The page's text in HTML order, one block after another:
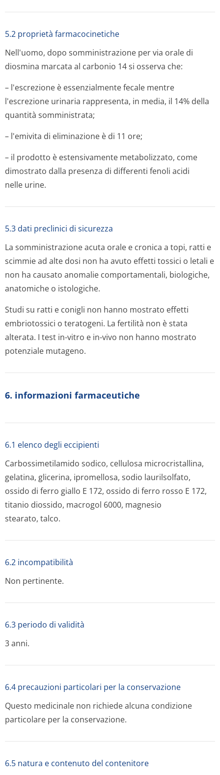
5.2 proprietà farmacocinetiche
Nell'uomo, dopo somministrazione per via orale di
diosmina marcata al carbonio 14 si osserva che:
– l'escrezione è essenzialmente fecale mentre
l'escrezione urinaria rappresenta, in media, il 14% della
quantità somministrata;
– l'emivita di eliminazione è di 11 ore;
– il prodotto è estensivamente metabolizzato, come
dimostrato dalla presenza di differenti fenoli acidi
nelle urine.
5.3 dati preclinici di sicurezza
La somministrazione acuta orale e cronica a topi, ratti e
scimmie ad alte dosi non ha avuto effetti tossici o letali e
non ha causato anomalie comportamentali, biologiche,
anatomiche o istologiche.
Studi su ratti e conigli non hanno mostrato effetti
embriotossici o teratogeni. La fertilità non è stata
alterata. I test in-vitro e in-vivo non hanno mostrato
potenziale mutageno.
6. informazioni farmaceutiche
6.1 elenco degli eccipienti
Carbossimetilamido sodico, cellulosa microcristallina,
gelatina, glicerina, ipromellosa, sodio laurilsolfato,
ossido di ferro giallo E 172, ossido di ferro rosso E 172,
titanio diossido, macrogol 6000, magnesio
stearato, talco.
6.2 incompatibilità
Non pertinente.
6.3 periodo di validità
3 anni.
6.4 precauzioni particolari per la conservazione
Questo medicinale non richiede alcuna condizione
particolare per la conservazione.
6.5 natura e contenuto del contenitore